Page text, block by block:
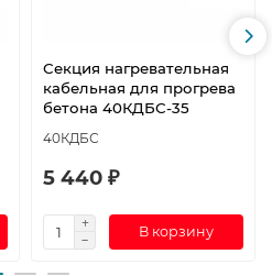
Секция нагревательная
кабельная для прогрева
бетона 40КДБС-35
40КДБС
5 440 ₽
В корзину